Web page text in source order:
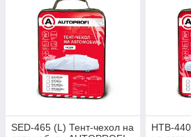
SED-465 (L) Тент-чехол на
HTB-